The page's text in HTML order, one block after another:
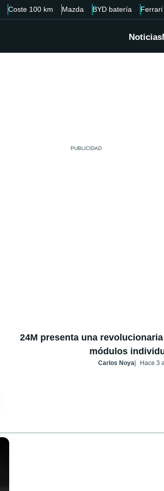
Coste 100 km Mazda BYD batería Ferrari
Noticias
24M presenta una
módulos
Carlos Noya Hace 3